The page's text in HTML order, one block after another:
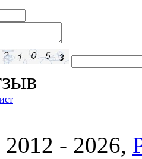
- 2026,